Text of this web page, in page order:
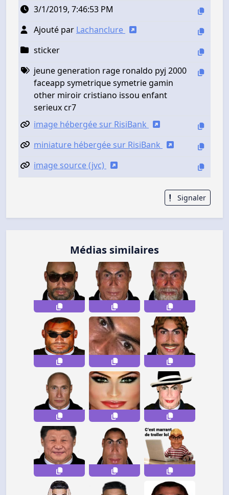
3/1/2019, 7:46:53 PM
Ajouté par Lachanclure
sticker
jeune generation rage ronaldo pyj 2000
faceapp symetrique symetrie gamin
other miroir cristiano issou enfant
serieux cr7
image hébergée sur RisiBank
miniature hébergée sur RisiBank
image source (jvc)
Signaler
Médias similaires